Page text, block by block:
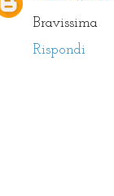
Bravissima
Rispondi